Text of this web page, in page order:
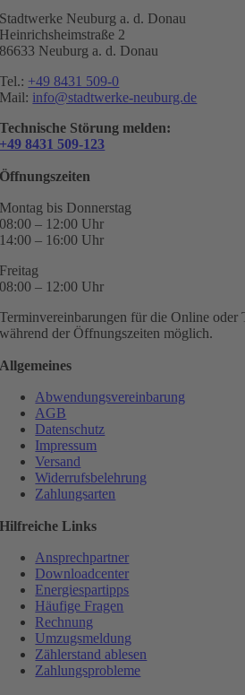
Stadtwerke Neuburg a. d. Donau
Heinrichsheimstraße 2
86633 Neuburg a. d. Donau
Tel.: +49 8431 509-0
Mail: info@stadtwerke-neuburg.de
Technische Störung melden:
+49 8431 509-123
Öffnungszeiten
Montag bis Donnerstag
08:00 – 12:00 Uhr
14:00 – 16:00 Uhr
Freitag
08:00 – 12:00 Uhr
Terminvereinbarungen für die Online oder
während der Öffnungszeiten möglich.
Allgemeines
Abwendungsvereinbarung
AGB
Datenschutz
Impressum
Versand
Widerrufsbelehrung
Zahlungsarten
Hilfreiche Links
Ansprechpartner
Downloadcenter
Energiespartipps
Häufige Fragen
Rechnung
Umzugsmeldung
Zählerstand ablesen
Zahlungsprobleme